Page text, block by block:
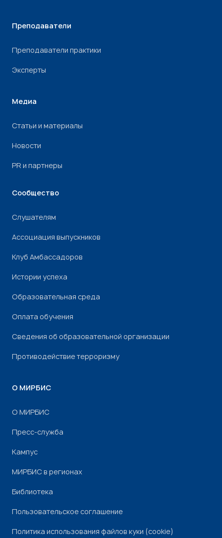
Преподаватели
Преподаватели практики
Эксперты
Медиа
Статьи и материалы
Новости
PR и партнеры
Сообщество
Слушателям
Ассоциация выпускников
Клуб Амбассадоров
Истории успеха
Образовательная среда
Оплата обучения
Сведения об образовательной организации
Противодействие терроризму
О МИРБИС
О МИРБИС
Пресс-служба
Кампус
МИРБИС в регионах
Библиотека
Пользовательское соглашение
Политика использования файлов куки (cookie)